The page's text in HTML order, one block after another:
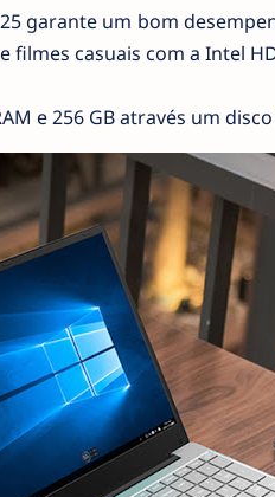
garante um bom
casuais com a Intel
e 256 GB através um disco